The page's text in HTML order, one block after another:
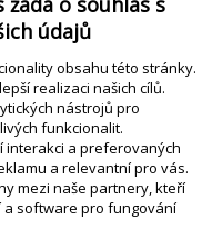
údajů
obsahu této stránky.
realizaci našich cílů.
nástrojů pro
funkcionalit.
interakci a preferovaných
a relevantní pro vás.
mezi naše partnery, kteří
a software pro fungování